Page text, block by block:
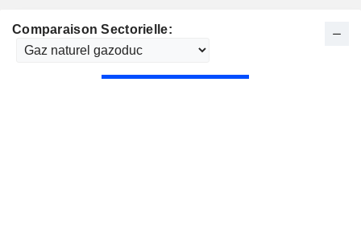
Comparaison Sectorielle: